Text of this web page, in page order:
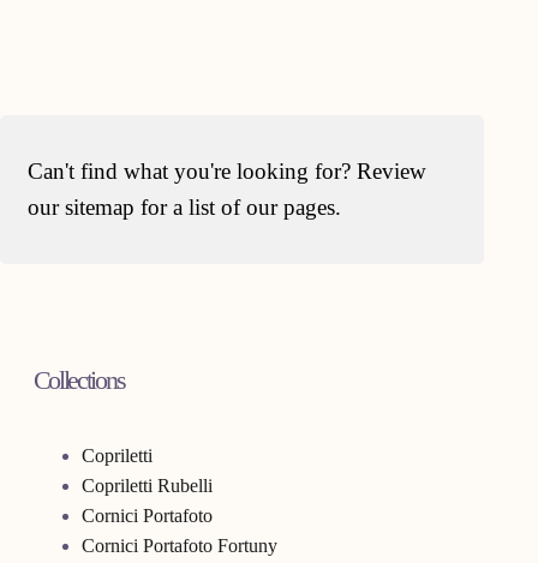
Can't find what you're looking for? Review
our sitemap for a list of our pages.
Collections
Copriletti
Copriletti Rubelli
Cornici Portafoto
Cornici Portafoto Fortuny